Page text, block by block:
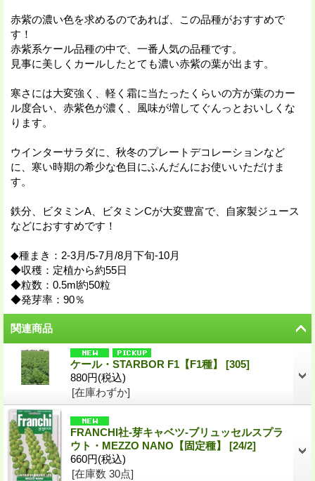
赤紫の濃い色を求めるのであれば、この品種がおすすめで
す！
赤紫系ケール品種の中で、一番人気の品種です。
見事に美しくカールしたとても濃い赤紫の葉が出ます。
寒さには大変強く、軽く霜に当たったくらいの方が葉のカー
ル度合い、赤紫色が濃く、風味が増してぐんっとおいしくな
ります。
ウインターサラダに、秋冬のプレートデコレーションなど
に、寒い時期の希少な色目にふんだんにお使いいただけま
す。
鉄分、ビタミンA、ビタミンCが大変豊富で、自家製ジュース
などにおすすめです！
◆種まき：2-3月/5-7月/8月下旬-10月
◆収穫：定植から約55日
◆粒数：0.5ml約50粒
◆発芽率：90％
関連商品
ケール・STARBOR F1【F1種】 [305]
880円(税込)
[在庫わずか]
FRANCHI社-芽キャベツ-ブリュッセルスプラ
ウト・MEZZO NANO【固定種】 [24/2]
660円(税込)
[在庫数 30点]